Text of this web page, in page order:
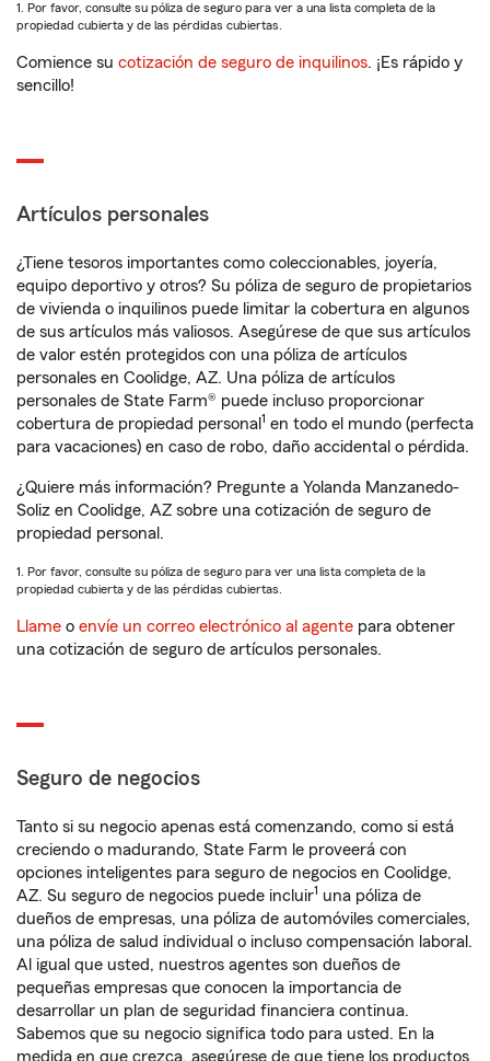
1. Por favor, consulte su póliza de seguro para ver a una lista completa de la
propiedad cubierta y de las pérdidas cubiertas.
Comience su cotización de seguro de inquilinos. ¡Es rápido y
sencillo!
Artículos personales
¿Tiene tesoros importantes como coleccionables, joyería,
equipo deportivo y otros? Su póliza de seguro de propietarios
de vivienda o inquilinos puede limitar la cobertura en algunos
de sus artículos más valiosos. Asegúrese de que sus artículos
de valor estén protegidos con una póliza de artículos
personales en Coolidge, AZ. Una póliza de artículos
personales de State Farm® puede incluso proporcionar
cobertura de propiedad personal 1 en todo el mundo (perfecta
para vacaciones) en caso de robo, daño accidental o pérdida.
¿Quiere más información? Pregunte a Yolanda Manzanedo-
Soliz en Coolidge, AZ sobre una cotización de seguro de
propiedad personal.
1. Por favor, consulte su póliza de seguro para ver una lista completa de la
propiedad cubierta y de las pérdidas cubiertas.
Llame o envíe un correo electrónico al agente para obtener
una cotización de seguro de artículos personales.
Seguro de negocios
Tanto si su negocio apenas está comenzando, como si está
creciendo o madurando, State Farm le proveerá con
opciones inteligentes para seguro de negocios en Coolidge,
AZ. Su seguro de negocios puede incluir1 una póliza de
dueños de empresas, una póliza de automóviles comerciales,
una póliza de salud individual o incluso compensación laboral.
Al igual que usted, nuestros agentes son dueños de
pequeñas empresas que conocen la importancia de
desarrollar un plan de seguridad financiera continua.
Sabemos que su negocio significa todo para usted. En la
medida en que crezca, asegúrese de que tiene los productos